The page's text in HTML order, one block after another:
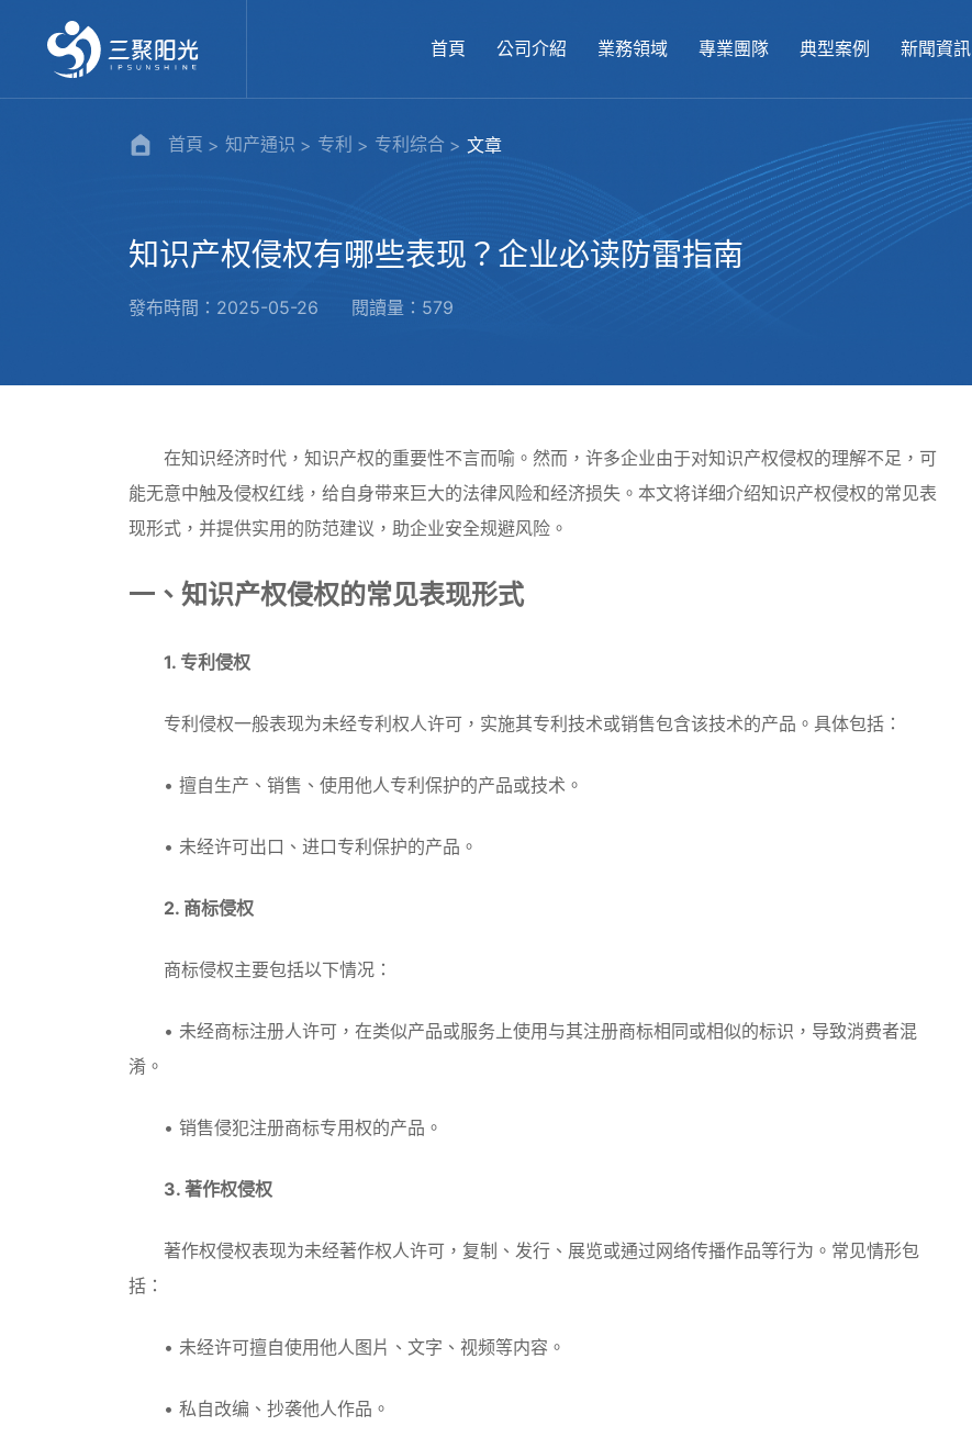
首頁 公司介紹 業務領域 專業團隊 典型案例 新聞資訊
首頁 知产通识 专利 专利综合 文章
知识产权侵权有哪些表现？企业必读防雷指南
發布時間：2025-05-26 閱讀量：579
在知识经济时代，知识产权的重要性不言而喻。然而，许多企业由于对知识产权侵权的理解不足，可
能无意中触及侵权红线，给自身带来巨大的法律风险和经济损失。本文将详细介绍知识产权侵权的常见表
现形式，并提供实用的防范建议，助企业安全规避风险。
一、知识产权侵权的常见表现形式
1. 专利侵权
专利侵权一般表现为未经专利权人许可，实施其专利技术或销售包含该技术的产品。具体包括：
• 擅自生产、销售、使用他人专利保护的产品或技术。
• 未经许可出口、进口专利保护的产品。
2. 商标侵权
商标侵权主要包括以下情况：
• 未经商标注册人许可，在类似产品或服务上使用与其注册商标相同或相似的标识，导致消费者混
淆。
• 销售侵犯注册商标专用权的产品。
3. 著作权侵权
著作权侵权表现为未经著作权人许可，复制、发行、展览或通过网络传播作品等行为。常见情形包
括：
• 未经许可擅自使用他人图片、文字、视频等内容。
• 私自改编、抄袭他人作品。